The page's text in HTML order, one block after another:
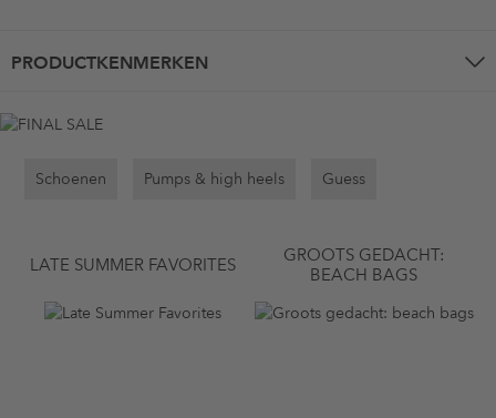
PRODUCTKENMERKEN
Schoenen Pumps & high heels Guess
LATE SUMMER FAVORITES
GROOTS GEDACHT:
BEACH BAGS